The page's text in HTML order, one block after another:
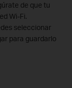
de que tu
Wi-Fi.
seleccionar
para guardarlo